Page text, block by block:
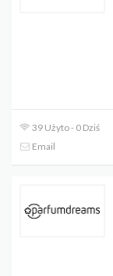
39 Użyto - 0 Dziś
Email